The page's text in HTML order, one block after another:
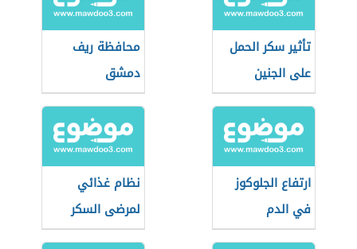
تأثير سكر الحمل
على الجنين
محافظة ريف
دمشق
ارتفاع الجلوكوز
في الدم
نظام غذائي
لمرضى السكر